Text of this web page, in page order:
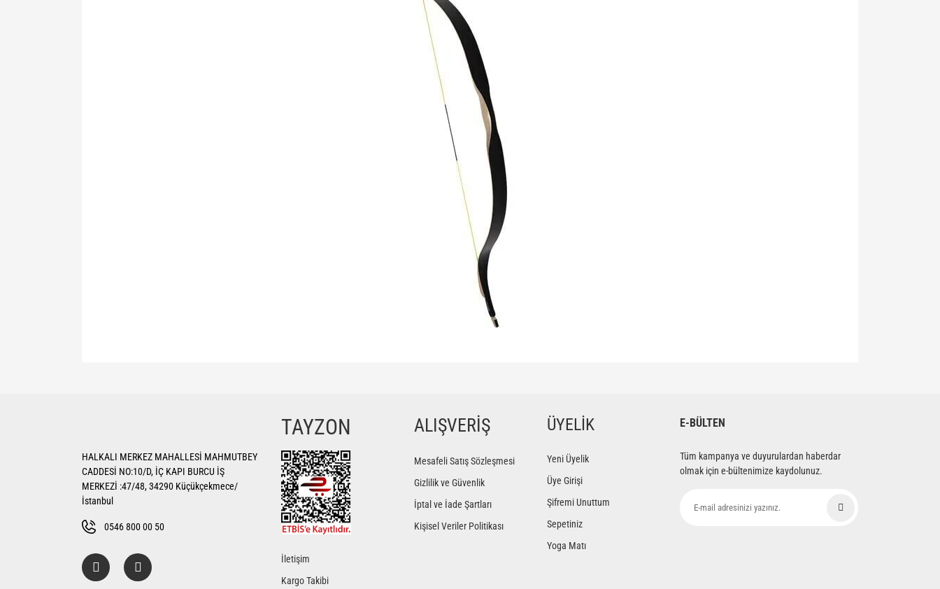
Yorum Yaz
Ürün resmi kalitesiz, bozuk veya görüntülenemiyor.
Ürün bilgilerinde hatalar bulunuyor.
Ürün fiyatı diğer sitelerden daha pahalı.
HALKALI MERKEZ MAHALLESİ MAHMUTBEY
CADDESİ NO:10/D, İÇ KAPI BURCU İŞ
MERKEZİ :47/48, 34290 Küçükçekmece/
İstanbul
0546 800 00 50
TAYZON
İletişim
Kargo Takibi
ALIŞVERİŞ
Mesafeli Satış Sözleşmesi
Gizlilik ve Güvenlik
İptal ve İade Şartları
Kişisel Veriler Politikası
ÜYELİK
Yeni Üyelik
Üye Girişi
Şifremi Unuttum
Sepetiniz
Yoga Matı
E-BÜLTEN
Tüm kampanya ve duyurulardan haberdar
olmak için e-bültenimize kaydolunuz.